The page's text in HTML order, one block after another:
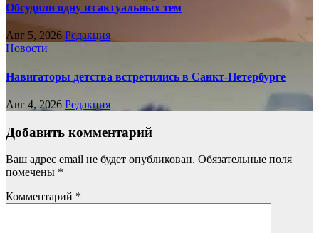
Обсудили одну из актуальных тем
Авг 5, 2026 Редакция
Новости
Навигаторы детства встретились в Санкт-Петербурге
Авг 4, 2026 Редакция
Добавить комментарий
Ваш адрес email не будет опубликован. Обязательные поля
помечены *
Комментарий *